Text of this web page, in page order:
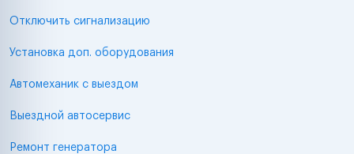
Отключить сигнализацию
Установка доп. оборудования
Автомеханик с выездом
Выездной автосервис
Ремонт генератора